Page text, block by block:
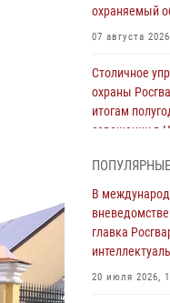
охраняемый
07 августа
Столичное
охраны
итогам
совещании в
Столичные
мужчин,
(видео)
06 августа
В
главка
20 июля 2026,